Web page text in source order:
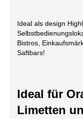
Ideal als design
Bistros,
Saftbars!
Ideal für
Limetten